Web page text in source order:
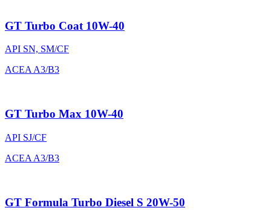
GT Turbo Coat 10W-40
API SN, SM/CF
ACEA A3/B3
GT Turbo Max 10W-40
API SJ/CF
ACEA A3/B3
GT Formula Turbo Diesel S 20W-50